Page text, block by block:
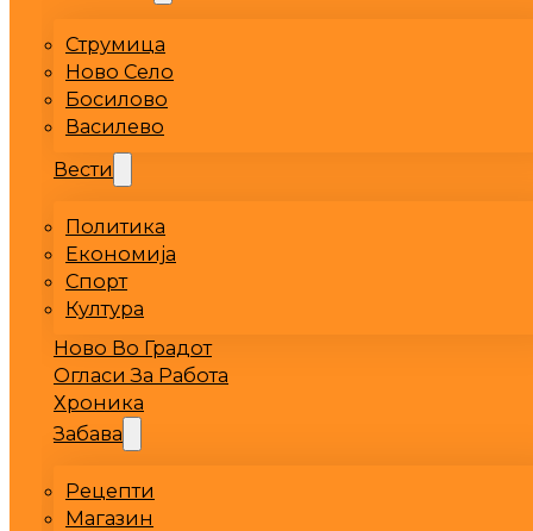
Струмица
Ново Село
Босилово
Василево
Вести
Политика
Економија
Спорт
Култура
Ново Во Градот
Огласи За Работа
Хроника
Забава
Рецепти
Магазин